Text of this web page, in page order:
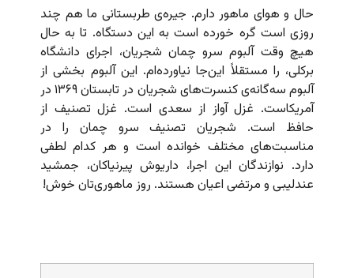
حال و هوای ماهور دارم. جیره‌ی طربستانی ما هم چند
روزی است گره خورده است به این دستگاه. تا به حال
هیچ وقت آلبوم سرو چمان شجریان، اجرای دانشگاه
برکلی، را مستقلاً این‌جا نیاورده‌ام. این آلبوم بخشی از
آلبوم سه‌گانه‌ی کنسرت‌های شجریان در تابستان ۱۳۶۹ در
آمریکاست. غزل آواز از سعدی است. غزل تصنیف از
حافظ است. شجریان تصنیف سرو چمان را در
مناسبت‌های مختلف خوانده است و هر کدام لطفی
دارد. نوازندگان این اجرا، داریوش پیرنیاکان، جمشید
عندلیبی و مرتضی اعیان هستند. روز ماهوری‌تان خوش!